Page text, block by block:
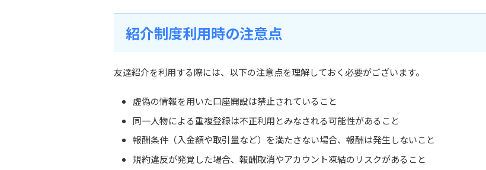
紹介制度利用時の注意点
友達紹介を利用する際には、以下の注意点を理解しておく必要がございます。
虚偽の情報を用いた口座開設は禁止されていること
同一人物による重複登録は不正利用とみなされる可能性があること
報酬条件（入金額や取引量など）を満たさない場合、報酬は発生しないこと
規約違反が発覚した場合、報酬取消やアカウント凍結のリスクがあること